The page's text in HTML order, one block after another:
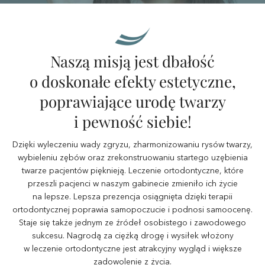
Naszą misją jest dbałość
o doskonałe efekty estetyczne,
poprawiające urodę twarzy
i pewność siebie!
Dzięki wyleczeniu wady zgryzu, zharmonizowaniu rysów twarzy,
wybieleniu zębów oraz zrekonstruowaniu startego uzębienia
twarze pacjentów pięknieją. Leczenie ortodontyczne, które
przeszli pacjenci w naszym gabinecie zmieniło ich życie
na lepsze. Lepsza prezencja osiągnięta dzięki terapii
ortodontycznej poprawia samopoczucie i podnosi samoocenę.
Staje się także jednym ze źródeł osobistego i zawodowego
sukcesu. Nagrodą za ciężką drogę i wysiłek włożony
w leczenie ortodontyczne jest atrakcyjny wygląd i większe
zadowolenie z życia.